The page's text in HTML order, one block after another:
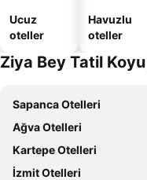
Ucuz
oteller
Havuzlu
oteller
Ziya Bey Tatil
Sapanca Otelleri
Ağva Otelleri
Kartepe Otelleri
İzmit Otelleri